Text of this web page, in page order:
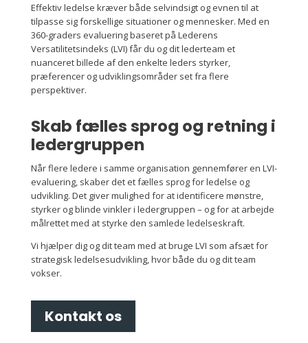
Effektiv ledelse kræver både selvindsigt og evnen til at
tilpasse sig forskellige situationer og mennesker. Med en
360-graders evaluering baseret på Lederens
Versatilitetsindeks (LVI) får du og dit lederteam et
nuanceret billede af den enkelte leders styrker,
præferencer og udviklingsområder set fra flere
perspektiver.
Skab fælles sprog og retning i
ledergruppen
Når flere ledere i samme organisation gennemfører en LVI-
evaluering, skaber det et fælles sprog for ledelse og
udvikling. Det giver mulighed for at identificere mønstre,
styrker og blinde vinkler i ledergruppen – og for at arbejde
målrettet med at styrke den samlede ledelseskraft.
Vi hjælper dig og dit team med at bruge LVI som afsæt for
strategisk ledelsesudvikling, hvor både du og dit team
vokser.
Kontakt os